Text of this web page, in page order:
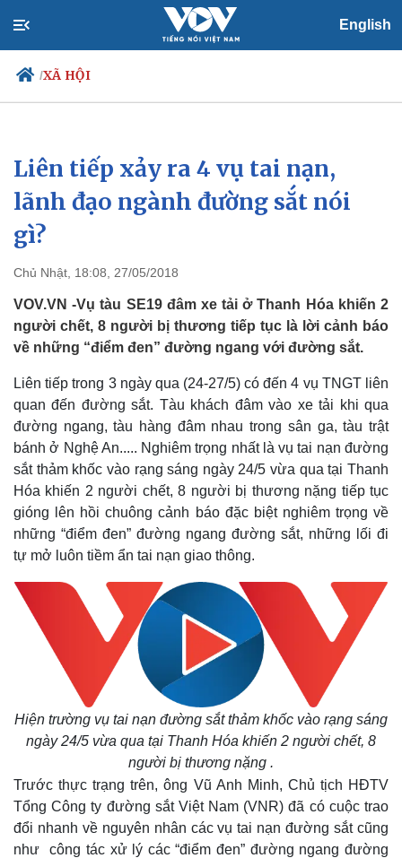
English
/XÃ HỘI
Chính trị
Đảng
Tổ chức nhân sự
Quốc hội
Nhận diện sự thật
Xã hội
Tin 24h
Dự báo thời tiết
Liên tiếp xảy ra 4 vụ tai nạn,
lãnh đạo ngành đường sắt nói
gì?
Chủ Nhật, 18:08, 27/05/2018
VOV.VN -Vụ tàu SE19 đâm xe tải ở Thanh Hóa khiến 2
người chết, 8 người bị thương tiếp tục là lời cảnh báo
về những “điểm đen” đường ngang với đường sắt.
Liên tiếp trong 3 ngày qua (24-27/5) có đến 4 vụ TNGT liên
quan đến đường sắt. Tàu khách đâm vào xe tải khi qua
đường ngang, tàu hàng đâm nhau trong sân ga, tàu trật
bánh ở Nghệ An..... Nghiêm trọng nhất là vụ tai nạn đường
sắt thảm khốc vào rạng sáng ngày 24/5 vừa qua tại Thanh
Hóa khiến 2 người chết, 8 người bị thương nặng tiếp tục
gióng lên hồi chuông cảnh báo đặc biệt nghiêm trọng về
những “điểm đen” đường ngang đường sắt, những lối đi
tự mở luôn tiềm ẩn tai nạn giao thông.
Hiện trường vụ tai nạn đường sắt thảm khốc vào rạng sáng
ngày 24/5 vừa qua tại Thanh Hóa khiến 2 người chết, 8
người bị thương nặng .
Trước thực trạng trên, ông Vũ Anh Minh, Chủ tịch HĐTV
Tổng Công ty đường sắt Việt Nam (VNR) đã có cuộc trao
đổi nhanh về nguyên nhân các vụ tai nạn đường sắt cũng
như công tác xử lý các “điểm đen” đường ngang đường